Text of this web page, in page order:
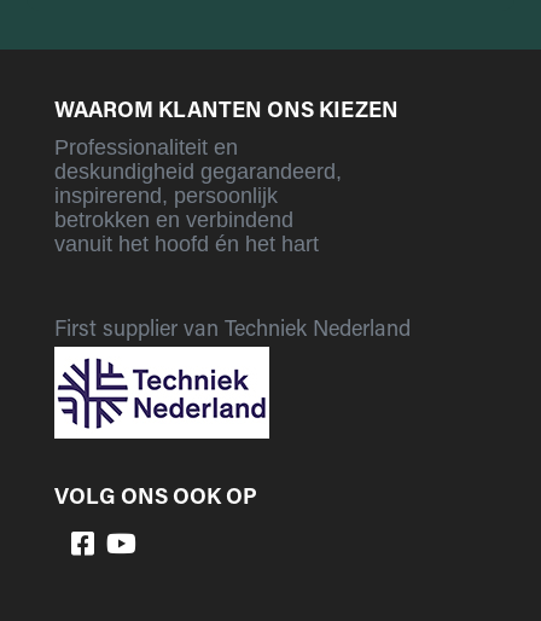
WAAROM KLANTEN ONS KIEZEN
Professionaliteit en
deskundigheid gegarandeerd,
inspirerend, persoonlijk
betrokken en verbindend
vanuit het hoofd én het hart
First supplier van Techniek Nederland
VOLG ONS OOK OP